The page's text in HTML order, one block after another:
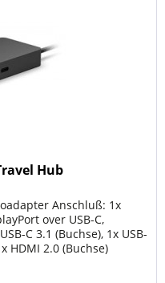
Hub
Anschluß: 1x
over USB-C,
C 3.1 (Buchse), 1x USB-
HDMI 2.0 (Buchse)